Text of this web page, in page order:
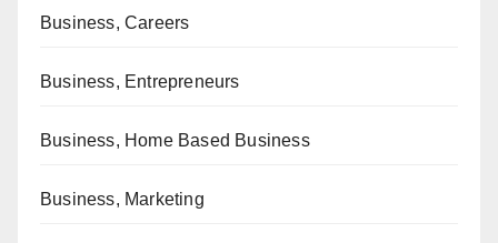
Business, Careers
Business, Entrepreneurs
Business, Home Based Business
Business, Marketing